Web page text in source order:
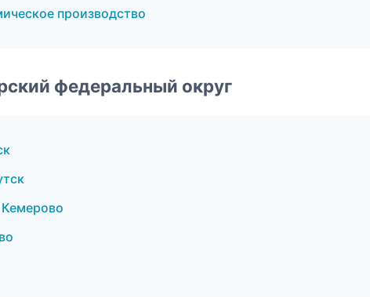
производство
федеральный округ